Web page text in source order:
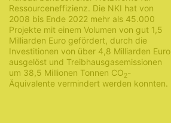
Ressourceneffizienz. Die NKI hat von
2008 bis Ende 2022 mehr als 45.000
Projekte mit einem Volumen von gut 1,5
Milliarden Euro gefördert, durch die
Investitionen von über 4,8 Milliarden Euro
ausgelöst und Treibhausgasemissionen
um 38,5 Millionen Tonnen CO2-
Äquivalente vermindert werden konnten.